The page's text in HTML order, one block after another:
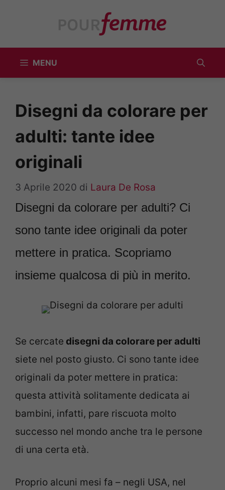
MENU
Disegni da colorare per
adulti: tante idee
originali
3 Aprile 2020 di Laura De Rosa
Disegni da colorare per adulti? Ci
sono tante idee originali da poter
mettere in pratica. Scopriamo
insieme qualcosa di più in merito.
Se cercate disegni da colorare per adulti
siete nel posto giusto. Ci sono tante idee
originali da poter mettere in pratica:
questa attività solitamente dedicata ai
bambini, infatti, pare riscuota molto
successo nel mondo anche tra le persone
di una certa età.
Proprio alcuni mesi fa – negli USA, nel